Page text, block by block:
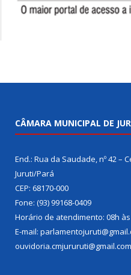
CÂMARA MUNICIPAL DE
End.: Rua da Saudade, nº 42 –
Juruti/Pará
CEP: 68170-000
Fone: (93) 99168-0409
Horário de atendimento: 08h às
E-mail:
ouvidoria.cmjururuti@gmail.com